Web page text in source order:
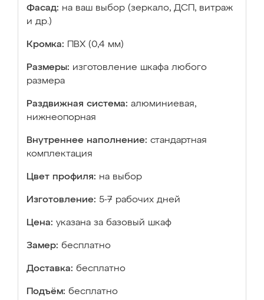
Фасад: на ваш выбор (зеркало, ДСП, витраж
и др.)
Кромка: ПВХ (0,4 мм)
Размеры: изготовление шкафа любого
размера
Раздвижная система: алюминиевая,
нижнеопорная
Внутреннее наполнение: стандартная
комплектация
Цвет профиля: на выбор
Изготовление: 5-7 рабочих дней
Цена: указана за базовый шкаф
Замер: бесплатно
Доставка: бесплатно
Подъём: бесплатно